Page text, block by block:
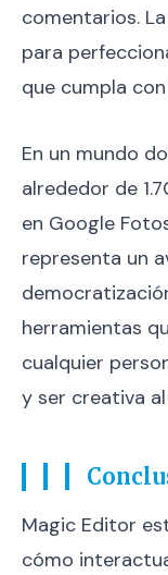
comentarios.
para
que cumpla
En un mundo
alrededor de
en Google
representa un
herramientas
cualquier
y ser creativa
Magic Editor
cómo